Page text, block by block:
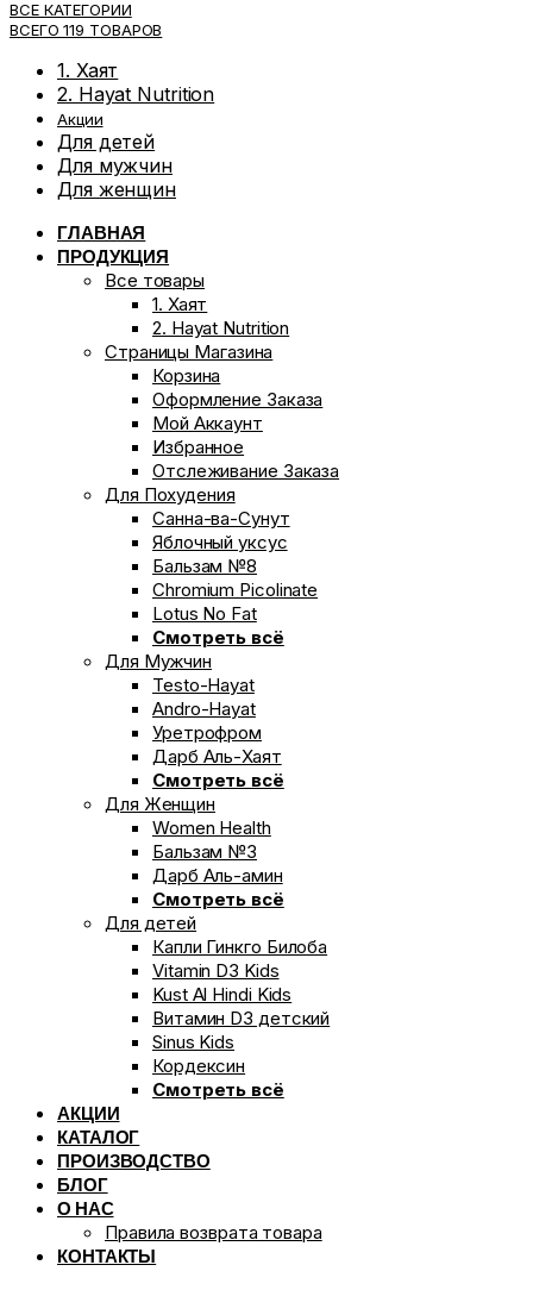
ВСЕ КАТЕГОРИИ
ВСЕГО 119 ТОВАРОВ
1. Хаят
2. Hayat Nutrition
Акции
Для детей
Для мужчин
Для женщин
ГЛАВНАЯ
ПРОДУКЦИЯ
Все товары
1. Хаят
2. Hayat Nutrition
Страницы Магазина
Корзина
Оформление Заказа
Мой Аккаунт
Избранное
Отслеживание Заказа
Для Похудения
Санна-ва-Сунут
Яблочный уксус
Бальзам №8
Chromium Picolinate
Lotus No Fat
Смотреть всё
Для Мужчин
Testo-Hayat
Andro-Hayat
Уретрофром
Дарб Аль-Хаят
Смотреть всё
Для Женщин
Women Health
Бальзам №3
Дарб Аль-амин
Смотреть всё
Для детей
Капли Гинкго Билоба
Vitamin D3 Kids
Kust Al Hindi Kids
Витамин D3 детский
Sinus Kids
Кордексин
Смотреть всё
АКЦИИ
КАТАЛОГ
ПРОИЗВОДСТВО
БЛОГ
О НАС
Правила возврата товара
КОНТАКТЫ